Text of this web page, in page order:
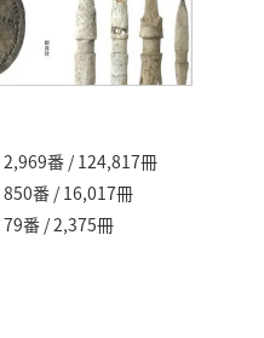
2,969番 / 124,817冊
850番 / 16,017冊
79番 / 2,375冊